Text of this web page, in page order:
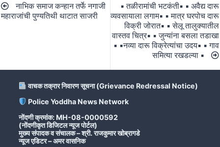
navigation
नाभिक समाज कन्हान तर्फे नगाजी
महाराजांची पुण्यतिथी थाटात साजरी
▪ तळीरामांची भटकंती▪ ▪ अवैद्य दारू
व्यवसायाला लगाम▪ ▪ मात्र घरपोच दारू
विक्री जोरात▪ ▪ सेलू तालुक्यातील
वास्तव चित्र▪ ▪ जुन्यांना बसला तडाखा
▪ ▪नव्या दारू विक्रेत्यांचा उदय▪ ▪ गाव
समित्या रखडल्या ▪
वाचक तक्रार निवारण सूचना (Grievance Redressal Notice)
Police Yoddha News Network
नोंदणी क्रमांक: MH-08-0000592
(नोंदणीकृत डिजिटल न्यूज पोर्टल)
मुख्य संपादक व संचालक – श्री. राजकुमार खोब्रागडे
न्यूज एडिटर – अमर वासनिक